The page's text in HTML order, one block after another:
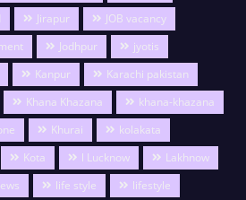
Jirapur
JOB vacancy
Jodhpur
jyotis
Kanpur
Karachi pakistan
Khana Khazana
khana-khazana
Khurai
kolakata
Kota l Lucknow
Lakhnow
life style
lifestyle